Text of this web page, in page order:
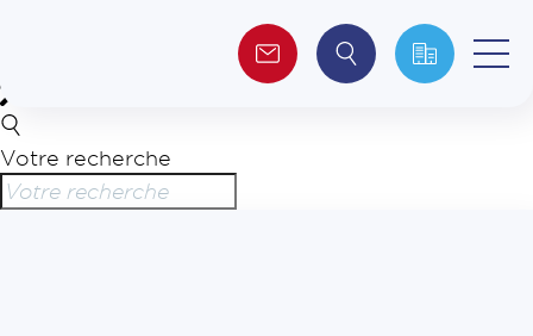
Qui sommes-nous ?
Votre recherche